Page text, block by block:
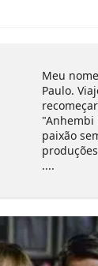
Meu
Paulo.
"Anhembi
paixão
....